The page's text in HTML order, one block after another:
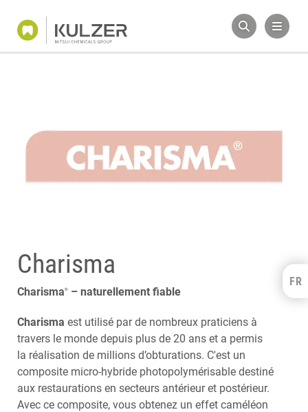
FR
NEDERLANDS
Charisma
Charisma® – naturellement fiable
Charisma est utilisé par de nombreux praticiens à
travers le monde depuis plus de 20 ans et a permis
la réalisation de millions d’obturations. C'est un
composite micro-hybride photopolymérisable destiné
aux restaurations en secteurs antérieur et postérieur.
Avec ce composite, vous obtenez un effet caméléon